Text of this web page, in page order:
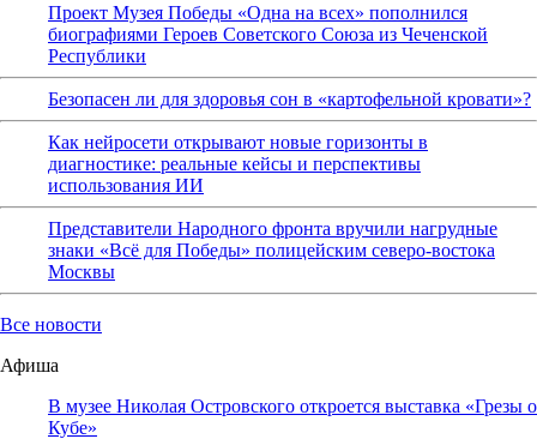
Проект Музея Победы «Одна на всех» пополнился
биографиями Героев Советского Союза из Чеченской
Республики
Безопасен ли для здоровья сон в «картофельной кровати»?
Как нейросети открывают новые горизонты в
диагностике: реальные кейсы и перспективы
использования ИИ
Представители Народного фронта вручили нагрудные
знаки «Всё для Победы» полицейским северо-востока
Москвы
Все новости
Афиша
В музее Николая Островского откроется выставка «Грезы о
Кубе»